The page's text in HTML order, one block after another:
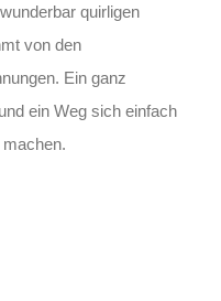
quirligen
von den
Ein ganz
ein Weg sich einfach